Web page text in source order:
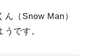
（Snow Man）
です。